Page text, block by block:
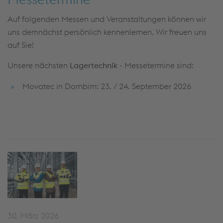
Auf folgenden Messen und Veranstaltungen können wir
uns demnächst persönlich kennenlernen. Wir freuen uns
auf Sie!
Unsere nächsten Lagertechnik - Messetermine sind:
Movatec in Dornbirn: 23. / 24. September 2026
30. März 2026